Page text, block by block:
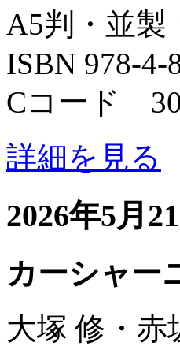
A5判・並製
ISBN 978-4-
Cコード
詳細を見る
2026年5月
カーシャ
大塚 修・赤